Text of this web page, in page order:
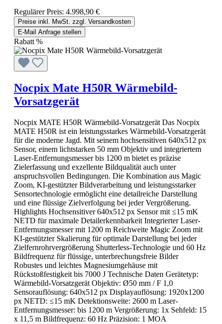
Regulärer Preis: 4.998,90 €
Preise inkl. MwSt. zzgl. Versandkosten
E-Mail Anfrage stellen
Rabatt %
Nocpix Mate H50R Wärmebild-
Vorsatzgerät
Nocpix MATE H50R Wärmebild-Vorsatzgerät Das Nocpix
MATE H50R ist ein leistungsstarkes Wärmebild-Vorsatzgerät
für die moderne Jagd. Mit seinem hochsensitiven 640x512 px
Sensor, einem lichtstarken 50 mm Objektiv und integriertem
Laser-Entfernungsmesser bis 1200 m bietet es präzise
Zielerfassung und exzellente Bildqualität auch unter
anspruchsvollen Bedingungen. Die Kombination aus Magic
Zoom, KI-gestützter Bildverarbeitung und leistungsstarker
Sensortechnologie ermöglicht eine detailreiche Darstellung
und eine flüssige Zielverfolgung bei jeder Vergrößerung.
Highlights Hochsensitiver 640x512 px Sensor mit ≤15 mK
NETD für maximale Detailerkennbarkeit Integrierter Laser-
Entfernungsmesser mit 1200 m Reichweite Magic Zoom mit
KI-gestützter Skalierung für optimale Darstellung bei jeder
Zielfernrohrvergrößerung Shutterless-Technologie und 60 Hz
Bildfrequenz für flüssige, unterbrechungsfreie Bilder
Robustes und leichtes Magnesiumgehäuse mit
Rückstoßfestigkeit bis 7000 J Technische Daten Gerätetyp:
Wärmebild-Vorsatzgerät Objektiv: Ø50 mm / F 1,0
Sensorauflösung: 640x512 px Displayauflösung: 1920x1200
px NETD: ≤15 mK Detektionsweite: 2600 m Laser-
Entfernungsmesser: bis 1200 m Vergrößerung: 1x Sehfeld: 15
x 11,5 m Bildfrequenz: 60 Hz Präzision: 1 MOA